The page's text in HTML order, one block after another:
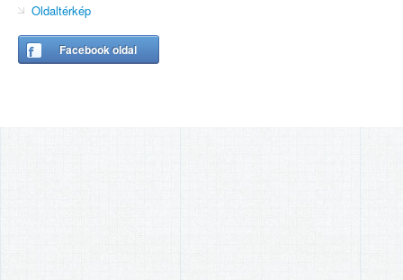
Oldaltérkép
Facebook oldal